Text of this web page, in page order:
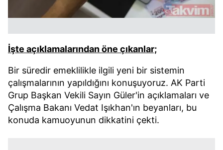
İşte açıklamalarından öne çıkanlar;
Bir süredir emeklilikle ilgili yeni bir sistemin
çalışmalarının yapıldığını konuşuyoruz. AK Parti
Grup Başkan Vekili Sayın Güler'in açıklamaları ve
Çalışma Bakanı Vedat Işıkhan'ın beyanları, bu
konuda kamuoyunun dikkatini çekti.